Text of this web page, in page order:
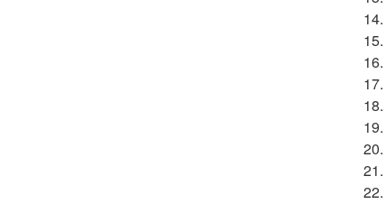
14.
15.
16.
17.
18.
19.
20.
21.
22.